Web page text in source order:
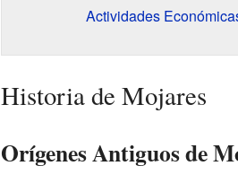
Actividades
Historia de Mojares
Orígenes Antiguos de